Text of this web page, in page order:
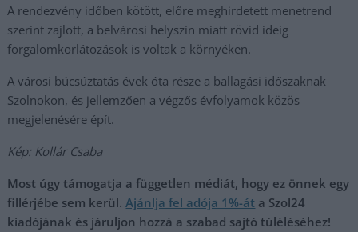
A rendezvény időben kötött, előre meghirdetett menetrend
szerint zajlott, a belvárosi helyszín miatt rövid ideig
forgalomkorlátozások is voltak a környéken.
A városi búcsúztatás évek óta része a ballagási időszaknak
Szolnokon, és jellemzően a végzős évfolyamok közös
megjelenésére épít.
Kép: Kollár Csaba
Most úgy támogatja a független médiát, hogy ez önnek egy
fillérjébe sem kerül.Ajánlja fel adója 1%-át a Szol24
kiadójának és járuljon hozzá a szabad sajtó túléléséhez!